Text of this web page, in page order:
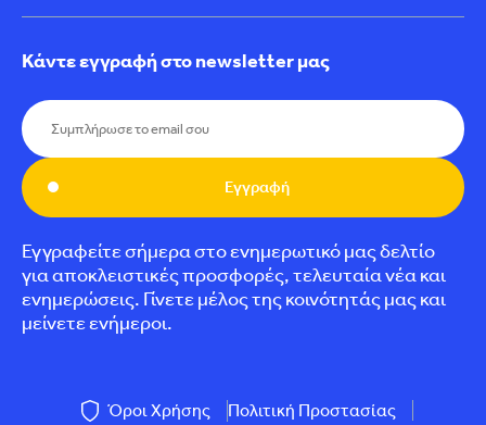
Κάντε εγγραφή στο newsletter μας
Εγγραφή
Εγγραφείτε σήμερα στο ενημερωτικό μας δελτίο
για αποκλειστικές προσφορές, τελευταία νέα και
ενημερώσεις. Γίνετε μέλος της κοινότητάς μας και
μείνετε ενήμεροι.
Όροι Χρήσης
Πολιτική Προστασίας